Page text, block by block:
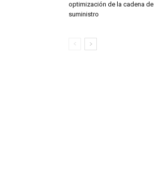
optimización de la cadena de
suministro